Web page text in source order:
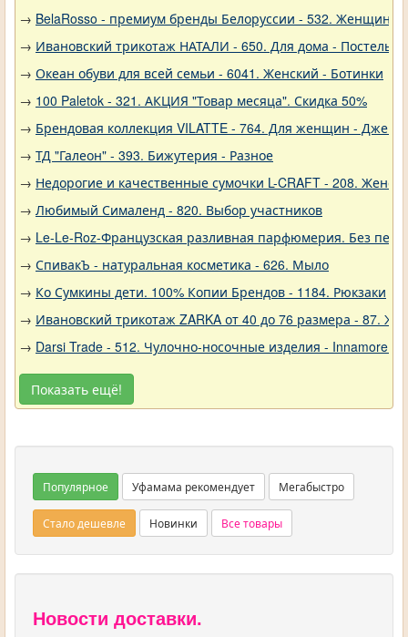
→ BelaRosso - премиум бренды Белоруссии - 532.
→ Ивановский трикотаж НАТАЛИ - 650. Для дома -
→ Океан обуви для всей семьи - 6041. Женский - Ботинки
→ 100 Paletok - 321. АКЦИЯ "Товар месяца". Скидка 50%
→ Брендовая коллекция VILATTE - 764. Для женщин -
→ ТД "Галеон" - 393. Бижутерия - Разное
→ Недорогие и качественные сумочки L-CRAFT - 208.
→ Любимый Сималенд - 820. Выбор участников
→ Le-Le-Roz-Французская разливная парфюмерия. Без
→ СпивакЪ - натуральная косметика - 626. Мыло
→ Ко Сумкины дети. 100% Копии Брендов - 1184. Рюкзаки
→ Ивановский трикотаж ZARKA от 40 до 76 размера - 87.
→ Darsi Trade - 512. Чулочно-носочные изделия - Innamore
Показать ещё!
Популярное Уфамама рекомендует Мегабыстро
Стало дешевле Новинки Все товары
Новости доставки.